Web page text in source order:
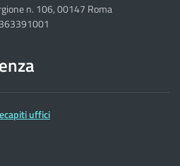
n. 106, 00147 Roma
uffici